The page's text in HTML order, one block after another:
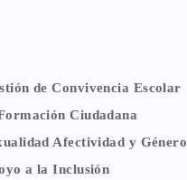
de Convivencia Escolar
Ciudadana
Afectividad y Género
a la Inclusión